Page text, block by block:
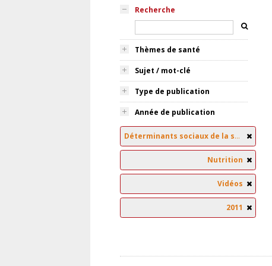
Recherche
Thèmes de santé
Sujet / mot-clé
Type de publication
Année de publication
Déterminants sociaux de la santé
Nutrition
Vidéos
2011